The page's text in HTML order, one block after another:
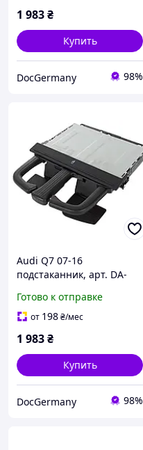
1 983₴
Купить
DocGermany 98%
Audi Q7 07-16
подстаканник, арт. DA-
Готово к отправке
от 198₴/мес
1 983₴
Купить
DocGermany 98%